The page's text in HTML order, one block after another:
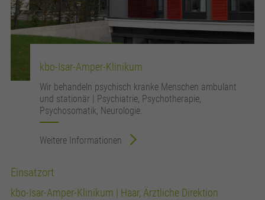
kbo-Isar-Amper-Klinikum
Wir behandeln psychisch kranke Menschen ambulant
und stationär | Psychiatrie, Psychotherapie,
Psychosomatik, Neurologie.
Weitere Informationen
Einsatzort
kbo-Isar-Amper-Klinikum | Haar, Ärztliche Direktion